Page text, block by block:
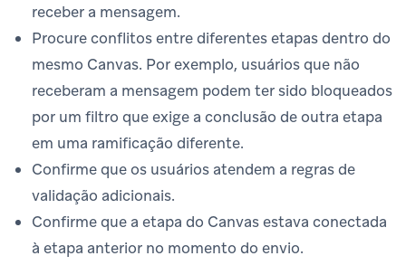
receber a mensagem.
Procure conflitos entre diferentes etapas dentro do
mesmo Canvas. Por exemplo, usuários que não
receberam a mensagem podem ter sido bloqueados
por um filtro que exige a conclusão de outra etapa
em uma ramificação diferente.
Confirme que os usuários atendem a regras de
validação adicionais.
Confirme que a etapa do Canvas estava conectada
à etapa anterior no momento do envio.